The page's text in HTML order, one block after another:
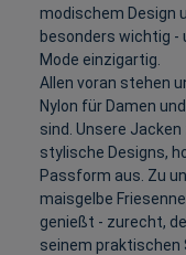
modischem Design
besonders wichtig -
Mode einzigartig.
Allen voran stehen
Nylon für Damen
sind. Unsere
stylische Designs,
Passform aus. Zu
maisgelbe
genießt - zurecht,
seinem praktischen